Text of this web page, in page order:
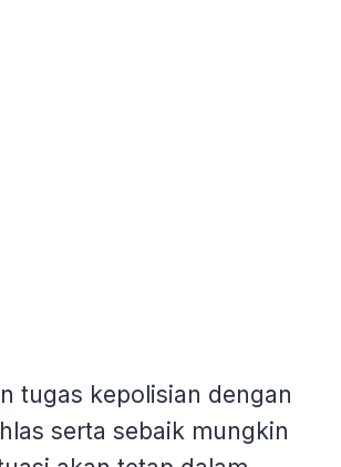
tugas kepolisian dengan
serta sebaik mungkin